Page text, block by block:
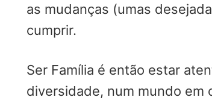
as mudanças (umas
cumprir.
Ser Família é então estar
diversidade, num mundo em